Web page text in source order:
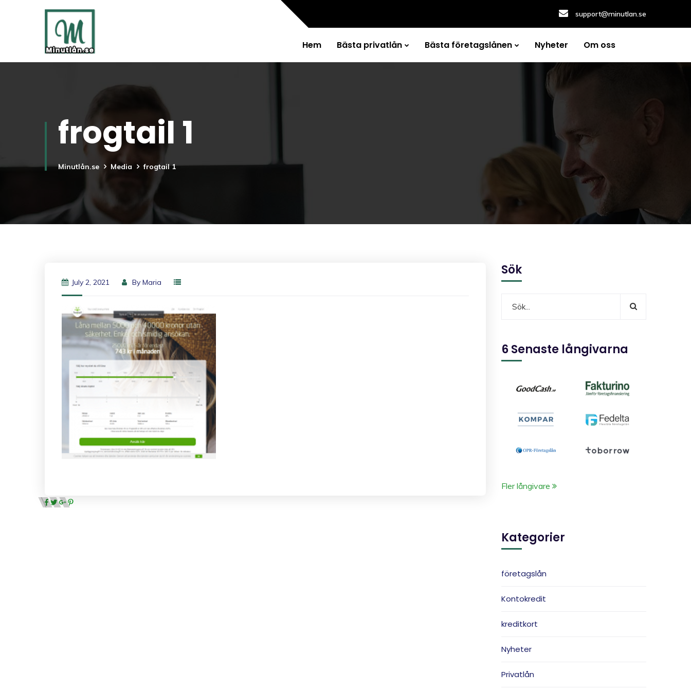
support@minutlan.se
Hem Bästa privatlån Bästa företagslånen Nyheter Om oss
frogtail 1
Minutlån.se Media frogtail 1
July 2, 2021 By Maria
Sök
6 Senaste långivarna
Fler långivare
Kategorier
företagslån
Kontokredit
kreditkort
Nyheter
Privatlån